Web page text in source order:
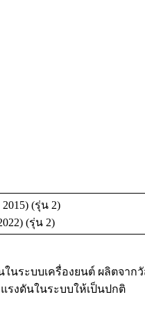
(รุ่น 2)
(รุ่น 2)
นระบบเครื่องยนต์ ผลิตจ
รงดันในระบบให้เป็นปกติ